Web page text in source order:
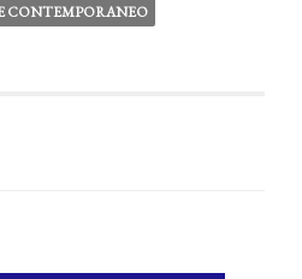
CONTEMPORANEO